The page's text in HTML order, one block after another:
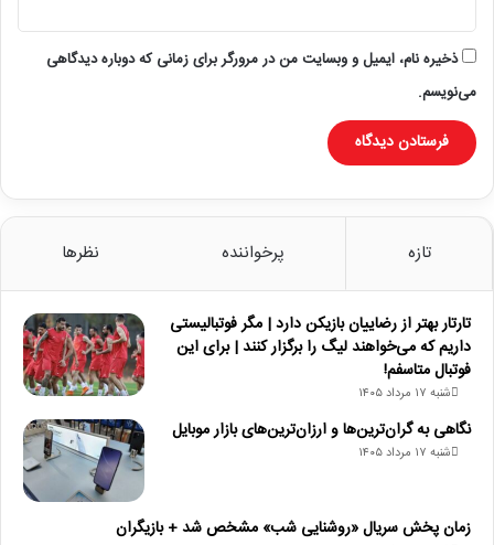
ذخیره نام، ایمیل و وبسایت من در مرورگر برای زمانی که دوباره دیدگاهی
می‌نویسم.
تازه پرخواننده نظرها
تارتار بهتر از رضاییان بازیکن دارد | مگر فوتبالیستی
داریم که می‌خواهند لیگ را برگزار کنند | برای این
فوتبال متاسفم!
شنبه ۱۷ مرداد ۱۴۰۵
نگاهی به گران‌ترین‌ها و ارزان‌ترین‌های بازار موبایل
شنبه ۱۷ مرداد ۱۴۰۵
زمان پخش سریال «روشنایی شب» مشخص شد + بازیگران